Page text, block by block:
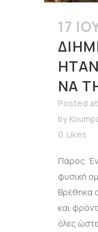
17
ΝΑ
Posted
by
0 Likes
Πάρος.
φυσική
Βρέθηκα
και
όλες